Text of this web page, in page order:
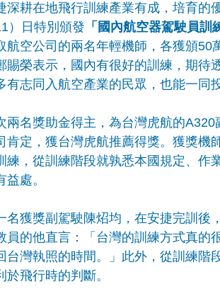
在地飛行訓練產業有成，培育的
）日特別頒發 「國內航空器駕駛員訓
航空公司的兩名年輕機師，各獲頒
賜榮表示，國內有很好的訓練，期待
有志同入航空產業的民眾，也能一同
獎助金得主，為台灣虎航的A320
肯定，獲台灣虎航推薦得獎。獲獎機
練，從訓練階段就孰悉本國規定、作
益處。
獎副駕駛陳炤均，在安捷完訓後
員的他直言：「台灣的訓練方式真的
台灣執照的時間。」此外，從訓練階
於飛行時的判斷。